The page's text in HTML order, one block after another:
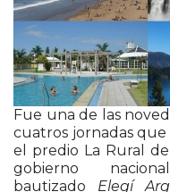
Fue una de las
cuatros jornadas
el predio La Rural
gobierno
bautizado Elegí